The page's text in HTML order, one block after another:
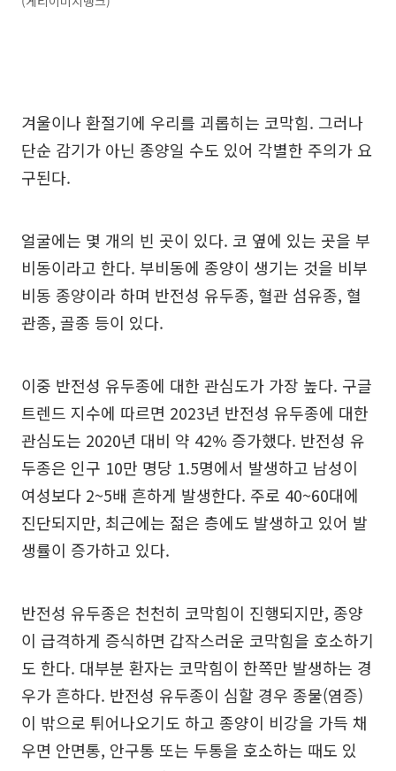
겨울이나 환절기에 우리를 괴롭히는 코막힘. 그러나
단순 감기가 아닌 종양일 수도 있어 각별한 주의가 요
구된다.
얼굴에는 몇 개의 빈 곳이 있다. 코 옆에 있는 곳을 부
비동이라고 한다. 부비동에 종양이 생기는 것을 비부
비동 종양이라 하며 반전성 유두종, 혈관 섬유종, 혈
관종, 골종 등이 있다.
이중 반전성 유두종에 대한 관심도가 가장 높다. 구글
트렌드 지수에 따르면 2023년 반전성 유두종에 대한
관심도는 2020년 대비 약 42% 증가했다. 반전성 유
두종은 인구 10만 명당 1.5명에서 발생하고 남성이
여성보다 2~5배 흔하게 발생한다. 주로 40~60대에
진단되지만, 최근에는 젊은 층에도 발생하고 있어 발
생률이 증가하고 있다.
반전성 유두종은 천천히 코막힘이 진행되지만, 종양
이 급격하게 증식하면 갑작스러운 코막힘을 호소하기
도 한다. 대부분 환자는 코막힘이 한쪽만 발생하는 경
우가 흔하다. 반전성 유두종이 심할 경우 종물(염증)
이 밖으로 튀어나오기도 하고 종양이 비강을 가득 채
우면 안면통, 안구통 또는 두통을 호소하는 때도 있